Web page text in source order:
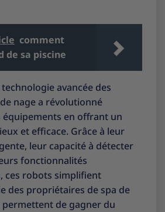
comment
de sa piscine
avancée des
nage a révolutionné
équipements en offrant un
et efficace. Grâce à leur
leur capacité à détecter
fonctionnalités
ces robots simplifient
des propriétaires de spa de
permettent de gagner du